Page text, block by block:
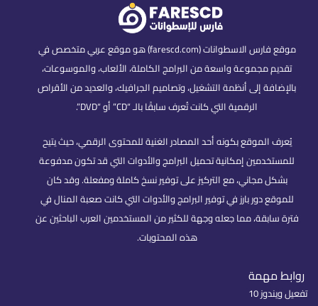
موقع فارس الاسطوانات (farescd.com) هو موقع عربي متخصص في
تقديم مجموعة واسعة من البرامج الكاملة، الألعاب، والموسوعات،
بالإضافة إلى أنظمة التشغيل، وتصاميم الجرافيك، والعديد من الأقراص
الرقمية التي كانت تُعرف سابقًا بالـ “CD” أو “DVD”.
يُعرف الموقع بكونه أحد المصادر الغنية للمحتوى الرقمي، حيث يتيح
للمستخدمين إمكانية تحميل البرامج والأدوات التي قد تكون مدفوعة
بشكل مجاني، مع التركيز على توفير نسخ كاملة ومفعلة. وقد كان
للموقع دور بارز في توفير البرامج والأدوات التي كانت صعبة المنال في
فترة سابقة، مما جعله وجهة للكثير من المستخدمين العرب الباحثين عن
هذه المحتويات.
روابط مهمة
تفعيل ويندوز 10